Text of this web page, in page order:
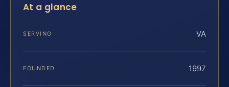
At a glance
SERVING VA
FOUNDED 1997